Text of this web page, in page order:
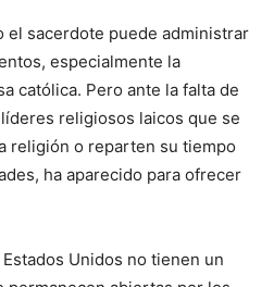
el sacerdote puede administrar
especialmente la
católica. Pero ante la falta de
religiosos laicos que se
religión o reparten su tiempo
ha aparecido para ofrecer
Unidos no tienen un